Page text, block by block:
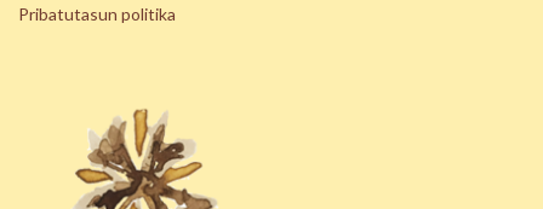
Pribatutasun politika